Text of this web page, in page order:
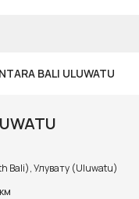
BALI ULUWATU
Bali), Улувату (Uluwatu)